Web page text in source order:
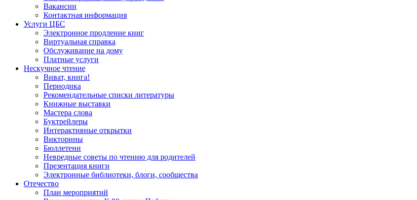
Вакансии
Контактная информация
Услуги ЦБС
Электронное продление книг
Виртуальная справка
Обслуживание на дому
Платные услуги
Нескучное чтение
Виват, книга!
Периодика
Рекомендательные списки литературы
Книжные выставки
Мастера слова
Буктрейлеры
Интерактивные открытки
Викторины
Бюллетени
Невредные советы по чтению для родителей
Презентация книги
Электронные библиотеки, блоги, сообщества
Отечество
План мероприятий